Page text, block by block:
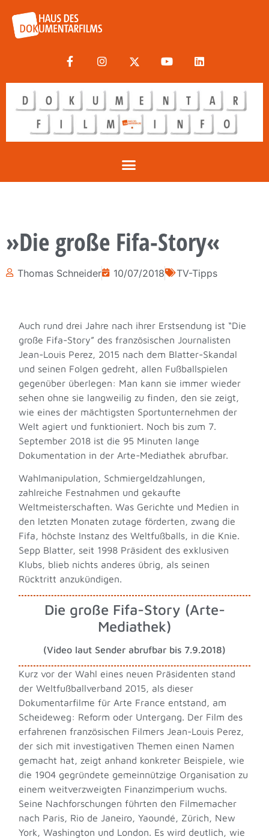
»Die große Fifa-Story«
Thomas Schneider 10/07/2018 TV-Tipps
Auch rund drei Jahre nach ihrer Erstsendung ist “Die
große Fifa-Story” des französischen Journalisten
Jean-Louis Perez, 2015 nach dem Blatter-Skandal
und seinen Folgen gedreht, allen Fußballspielen
gegenüber überlegen: Man kann sie immer wieder
sehen ohne sie langweilig zu finden, den sie zeigt,
wie eines der mächtigsten Sportunternehmen der
Welt agiert und funktioniert. Noch bis zum 7.
September 2018 ist die 95 Minuten lange
Dokumentation in der Arte-Mediathek abrufbar.
Wahlmanipulation, Schmiergeldzahlungen,
zahlreiche Festnahmen und gekaufte
Weltmeisterschaften. Was Gerichte und Medien in
den letzten Monaten zutage förderten, zwang die
Fifa, höchste Instanz des Weltfußballs, in die Knie.
Sepp Blatter, seit 1998 Präsident des exklusiven
Klubs, blieb nichts anderes übrig, als seinen
Rücktritt anzukündigen.
Die große Fifa-Story (Arte-
Mediathek)
(Video laut Sender abrufbar bis 7.9.2018)
Kurz vor der Wahl eines neuen Präsidenten stand
der Weltfußballverband 2015, als dieser
Dokumentarfilme für Arte France entstand, am
Scheideweg: Reform oder Untergang. Der Film des
erfahrenen französischen Filmers Jean-Louis Perez,
der sich mit investigativen Themen einen Namen
gemacht hat, zeigt anhand konkreter Beispiele, wie
die 1904 gegründete gemeinnützige Organisation zu
einem weitverzweigten Finanzimperium wuchs.
Seine Nachforschungen führten den Filmemacher
nach Paris, Rio de Janeiro, Yaoundé, Zürich, New
York, Washington und London. Es wird deutlich, wie